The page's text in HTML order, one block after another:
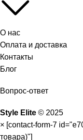
О нас
Оплата и доставка
Контакты
Блог
Вопрос-ответ
Style Elite © 2025
× [contact-form-7
товара)"]